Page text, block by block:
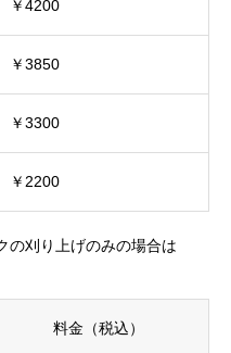
￥4200
￥3850
￥3300
￥2200
の刈り上げのみの場合は
料金（税込）